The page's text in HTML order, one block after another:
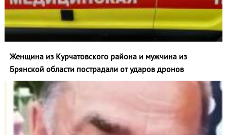
Женщина из Курчатовского района и мужчина из
Брянской области пострадали от ударов дронов